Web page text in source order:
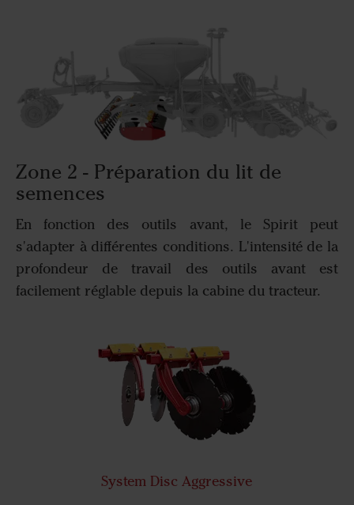
Zone 2 - Préparation du lit de
semences
En fonction des outils avant, le Spirit peut
s'adapter à différentes conditions. L'intensité de la
profondeur de travail des outils avant est
facilement réglable depuis la cabine du tracteur.
System Disc Aggressive